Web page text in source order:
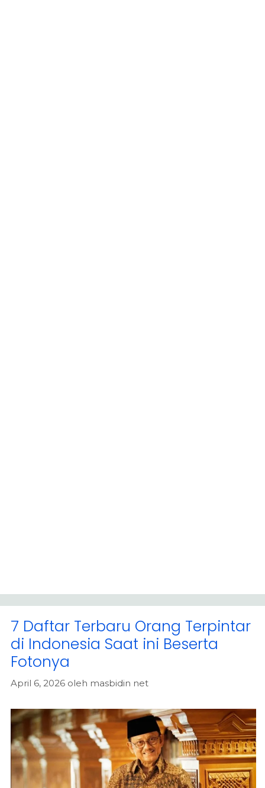
7 Daftar Terbaru Orang Terpintar
di Indonesia Saat ini Beserta
Fotonya
April 6, 2026 oleh masbidin net